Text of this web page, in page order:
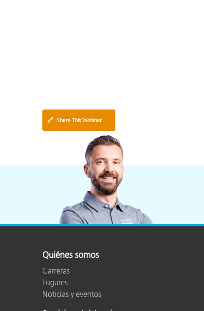
🔗 Share This Webinar
Quiénes somos
Carreras
Lugares
Noticias y eventos